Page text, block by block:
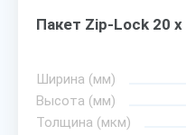
Пакет Zip-Lock 20
Ширина (мм)
Высота (мм)
Толщина (мкм)